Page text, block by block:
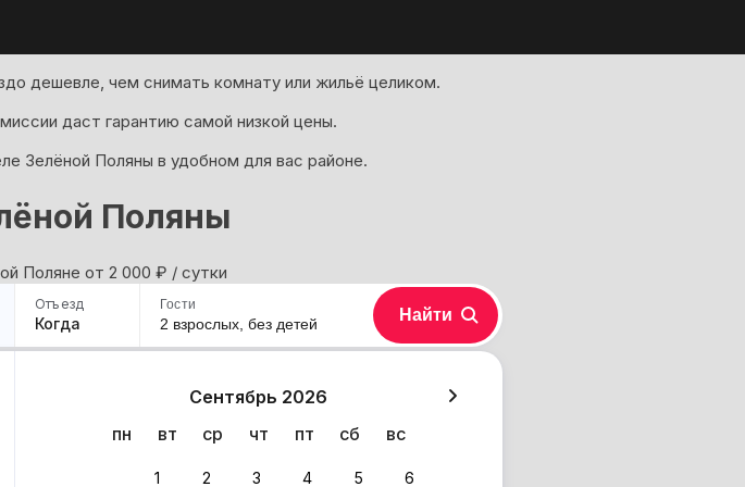
дешевле, чем снимать комнату или жильё целиком.
даст гарантию самой низкой цены.
Зелёной Поляны в удобном для вас районе.
Поляны
Поляне oт 2 000 ₽ / сутки
Отъезд
Когда
Сентябрь 2026
пн
вт ср чт пт сб вс
1 2 3 4 5 6
Гости
2 взрослых, без детей Найти